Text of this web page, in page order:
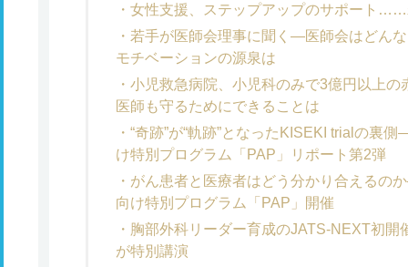
女性支援、ステップアップのサポート
若手が医師会理事に聞く―医師会はどん
モチベーションの源泉は
小児救急病院、小児科のみで3億円以上
医師も守るためにできることは
“奇跡”が“軌跡”となったKISEKI trialの裏
け特別プログラム「PAP」リポート第2弾
がん患者と医療者はどう分かり合えるの
向け特別プログラム「PAP」開催
胸部外科リーダー育成のJATS-NEXT初
が特別講演